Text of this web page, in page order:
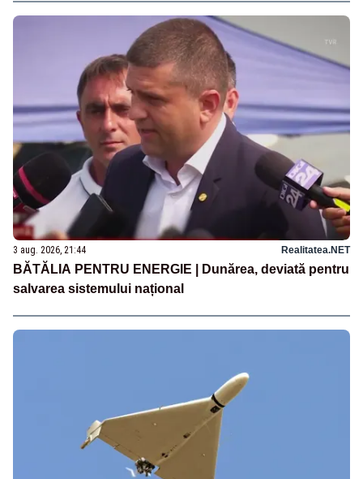
3 aug. 2026, 21:44 Realitatea.NET
BĂTĂLIA PENTRU ENERGIE | Dunărea, deviată pentru
salvarea sistemului național